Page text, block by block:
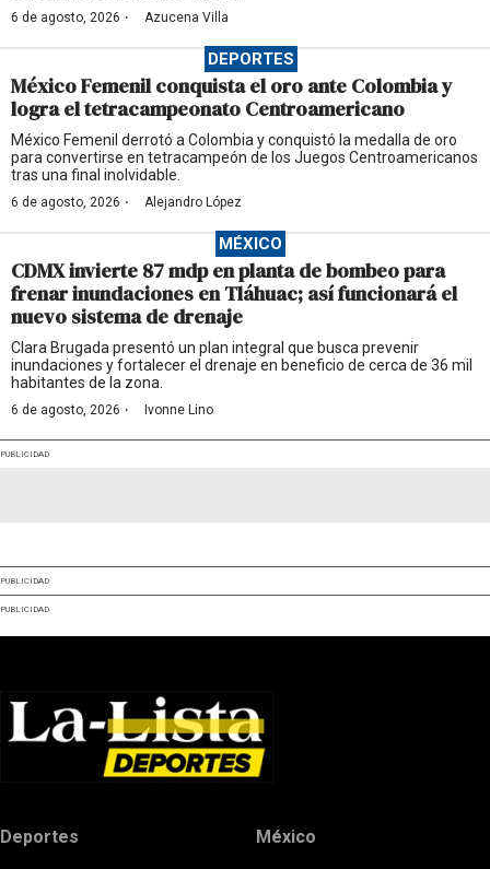
6 de agosto, 2026 · Azucena Villa
DEPORTES
México Femenil conquista el oro ante Colombia y
logra el tetracampeonato Centroamericano
México Femenil derrotó a Colombia y conquistó la medalla de oro
para convertirse en tetracampeón de los Juegos Centroamericanos
tras una final inolvidable.
6 de agosto, 2026 · Alejandro López
MÉXICO
CDMX invierte 87 mdp en planta de bombeo para
frenar inundaciones en Tláhuac; así funcionará el
nuevo sistema de drenaje
Clara Brugada presentó un plan integral que busca prevenir
inundaciones y fortalecer el drenaje en beneficio de cerca de 36 mil
habitantes de la zona.
6 de agosto, 2026 · Ivonne Lino
PUBLICIDAD
PUBLICIDAD
PUBLICIDAD
Deportes México